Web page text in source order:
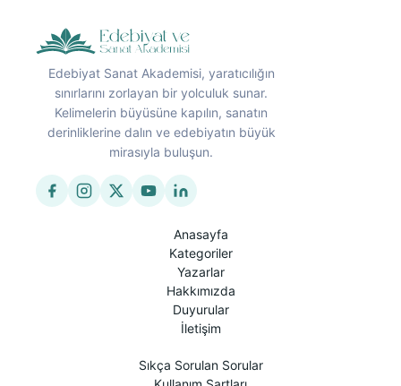
Edebiyat Sanat Akademisi, yaratıcılığın
sınırlarını zorlayan bir yolculuk sunar.
Kelimelerin büyüsüne kapılın, sanatın
derinliklerine dalın ve edebiyatın büyük
mirasıyla buluşun.
Anasayfa
Kategoriler
Yazarlar
Hakkımızda
Duyurular
İletişim
Sıkça Sorulan Sorular